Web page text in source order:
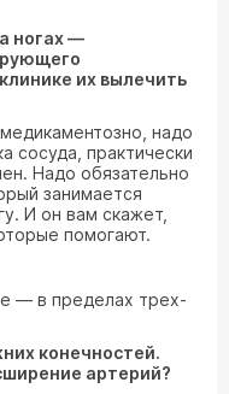
ногах —
их вылечить
надо
сосуда, практически
Надо обязательно
занимается
И он вам скажет,
помогают.
— в пределах трех-
конечностей.
артерий?